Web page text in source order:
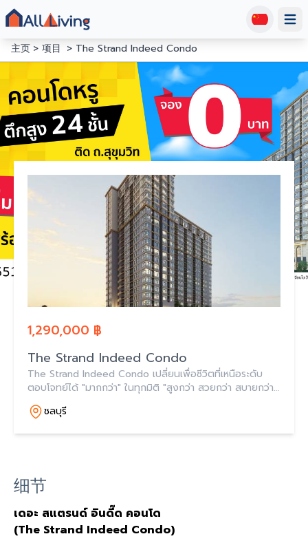
主页
项目 The Strand Indeed Condo
1,290,000 ฿
The Strand Indeed Condo
The Strand Indeed Condo เปลี่ยนเพื่อชีวิตที่เหนือระดับ
ตอบโจทย์ได้ "มากกว่า" ในทุกมิติ "สูงกว่า สวยกว่า สบายกว่า"
ฉีกทุกกฎคอนโดสูง ใจกลางศรีราชา ติดถนนสุขุมวิท แต่งครบ
พร้อมเข้าอยู่
ชลบุรี
细节
เดอะ สแตรนด์ อินดี๊ด คอนโด
(The Strand Indeed Condo)